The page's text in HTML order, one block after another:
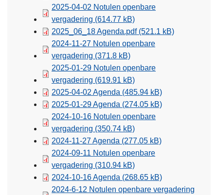
2025-04-02 Notulen openbare
vergadering (614.77 kB)
2025_06_18 Agenda.pdf (521.1 kB)
2024-11-27 Notulen openbare
vergadering (371.8 kB)
2025-01-29 Notulen openbare
vergadering (619.91 kB)
2025-04-02 Agenda (485.94 kB)
2025-01-29 Agenda (274.05 kB)
2024-10-16 Notulen openbare
vergadering (350.74 kB)
2024-11-27 Agenda (277.05 kB)
2024-09-11 Notulen openbare
vergadering (310.94 kB)
2024-10-16 Agenda (268.65 kB)
2024-6-12 Notulen openbare vergadering